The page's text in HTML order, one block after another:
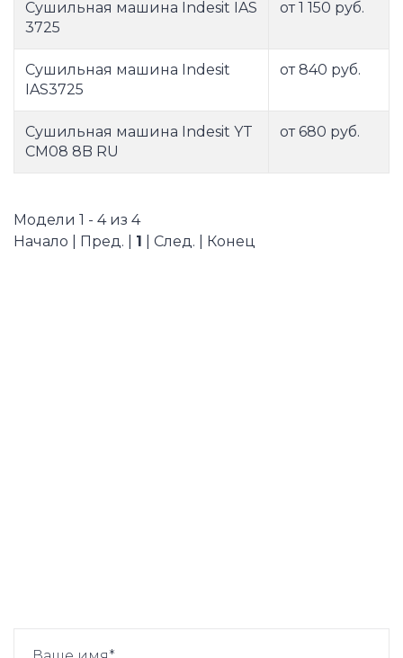
Сушильная машина Indesit IAS
3725
от 1 150 руб.
Сушильная машина Indesit
IAS3725
от 840 руб.
Сушильная машина Indesit YT
CM08 8B RU
от 680 руб.
Модели 1 - 4 из 4
Начало | Пред. | 1 | След. | Конец